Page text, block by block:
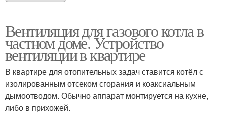
Вентиляция для газового котла в
частном доме. Устройство
вентиляции в квартире
В квартире для отопительных задач ставится котёл с
изолированным отсеком сгорания и коаксиальным
дымоотводом. Обычно аппарат монтируется на кухне,
либо в прихожей.